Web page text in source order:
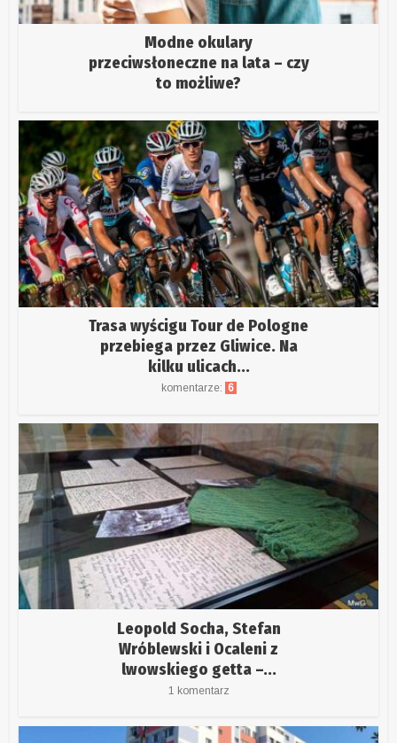
Modne okulary
przeciwsłoneczne na lata – czy
to możliwe?
Trasa wyścigu Tour de Pologne
przebiega przez Gliwice. Na
kilku ulicach...
komentarze: 6
Leopold Socha, Stefan
Wróblewski i Ocaleni z
lwowskiego getta –...
1 komentarz